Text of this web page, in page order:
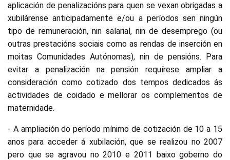
aplicación de penalizacións para quen se vexan obrigadas a
xubilárense anticipadamente e/ou a períodos sen ningún
tipo de remuneración, nin salarial, nin de desemprego (ou
outras prestacións sociais como as rendas de inserción en
moitas Comunidades Autónomas), nin de pensións. Para
evitar a penalización na pensión requírese ampliar a
consideración como cotizado dos tempos dedicados ás
actividades de coidado e mellorar os complementos de
maternidade.
- A ampliación do período mínimo de cotización de 10 a 15
anos para acceder á xubilación, que se realizou no 2007
pero que se agravou no 2010 e 2011 baixo goberno do